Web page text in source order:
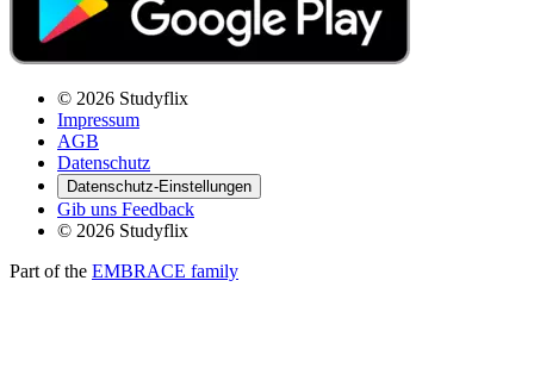
© 2026 Studyflix
Impressum
AGB
Datenschutz
Datenschutz-Einstellungen
Gib uns Feedback
© 2026 Studyflix
Part of the EMBRACE family